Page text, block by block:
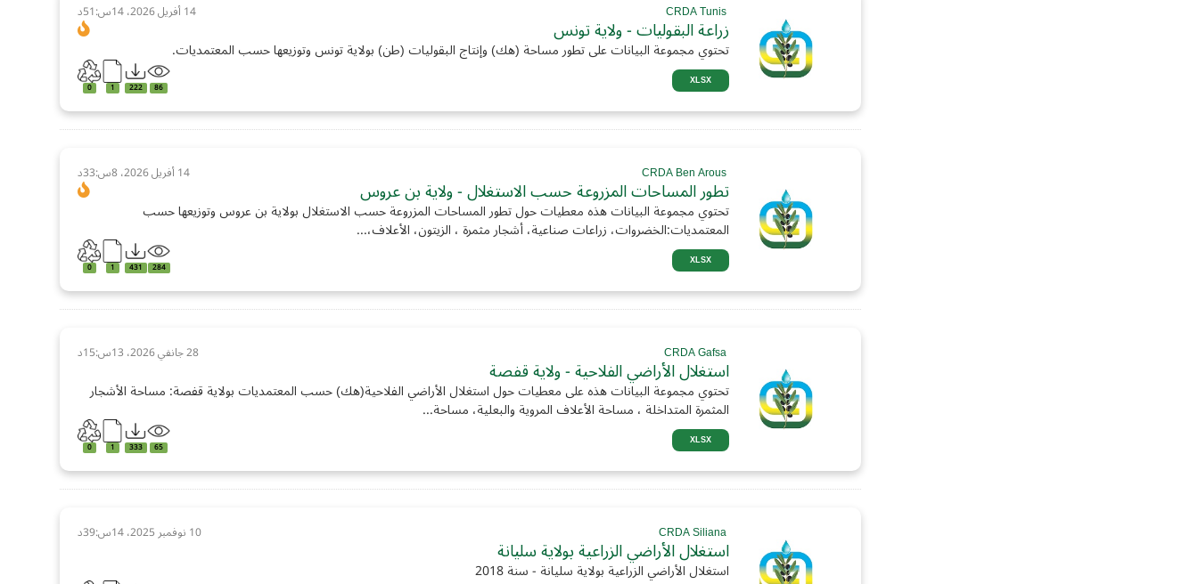
14 أفريل 2026، 14س:51د
زراعة البقوليات - ولاية تونس
تحتوي مجموعة البيانات على تطور مساحة (هك) وإنتاج البقوليات (طن) بولاية تونس وتوزيعها حسب المعتمديات.
XLSX
86
222
1
0
14 أفريل 2026، 8س:33د
تطور المساحات المزروعة حسب الاستغلال - ولاية بن عروس
تحتوي مجموعة البيانات هذه معطيات حول تطور المساحات المزروعة حسب الاستغلال بولاية بن عروس وتوزيعها حسب
المعتمديات:الخضروات، زراعات صناعية، أشجار مثمرة ، الزيتون، الأعلاف،...
XLSX
284
431
1
0
28 جانفي 2026، 13س:15د
استغلال الأراضي الفلاحية - ولاية قفصة
تحتوي مجموعة البيانات هذه على معطيات حول استغلال الأراضي الفلاحية(هك) حسب المعتمديات بولاية قفصة: مساحة الأشجار
المثمرة المتداخلة ، مساحة الأعلاف المروية والبعلية، مساحة...
XLSX
65
333
1
0
10 نوفمبر 2025، 14س:39د
استغلال الأراضي الزراعية بولاية سليانة
استغلال الأراضي الزراعية بولاية سليانة - سنة 2018